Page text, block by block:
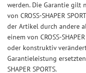
werden. Die Garantie gilt
von CROSS-SHAPER
der Artikel durch andere
einem von CROSS-
oder konstruktiv
Garantieleistung
SHAPER SPORTS.